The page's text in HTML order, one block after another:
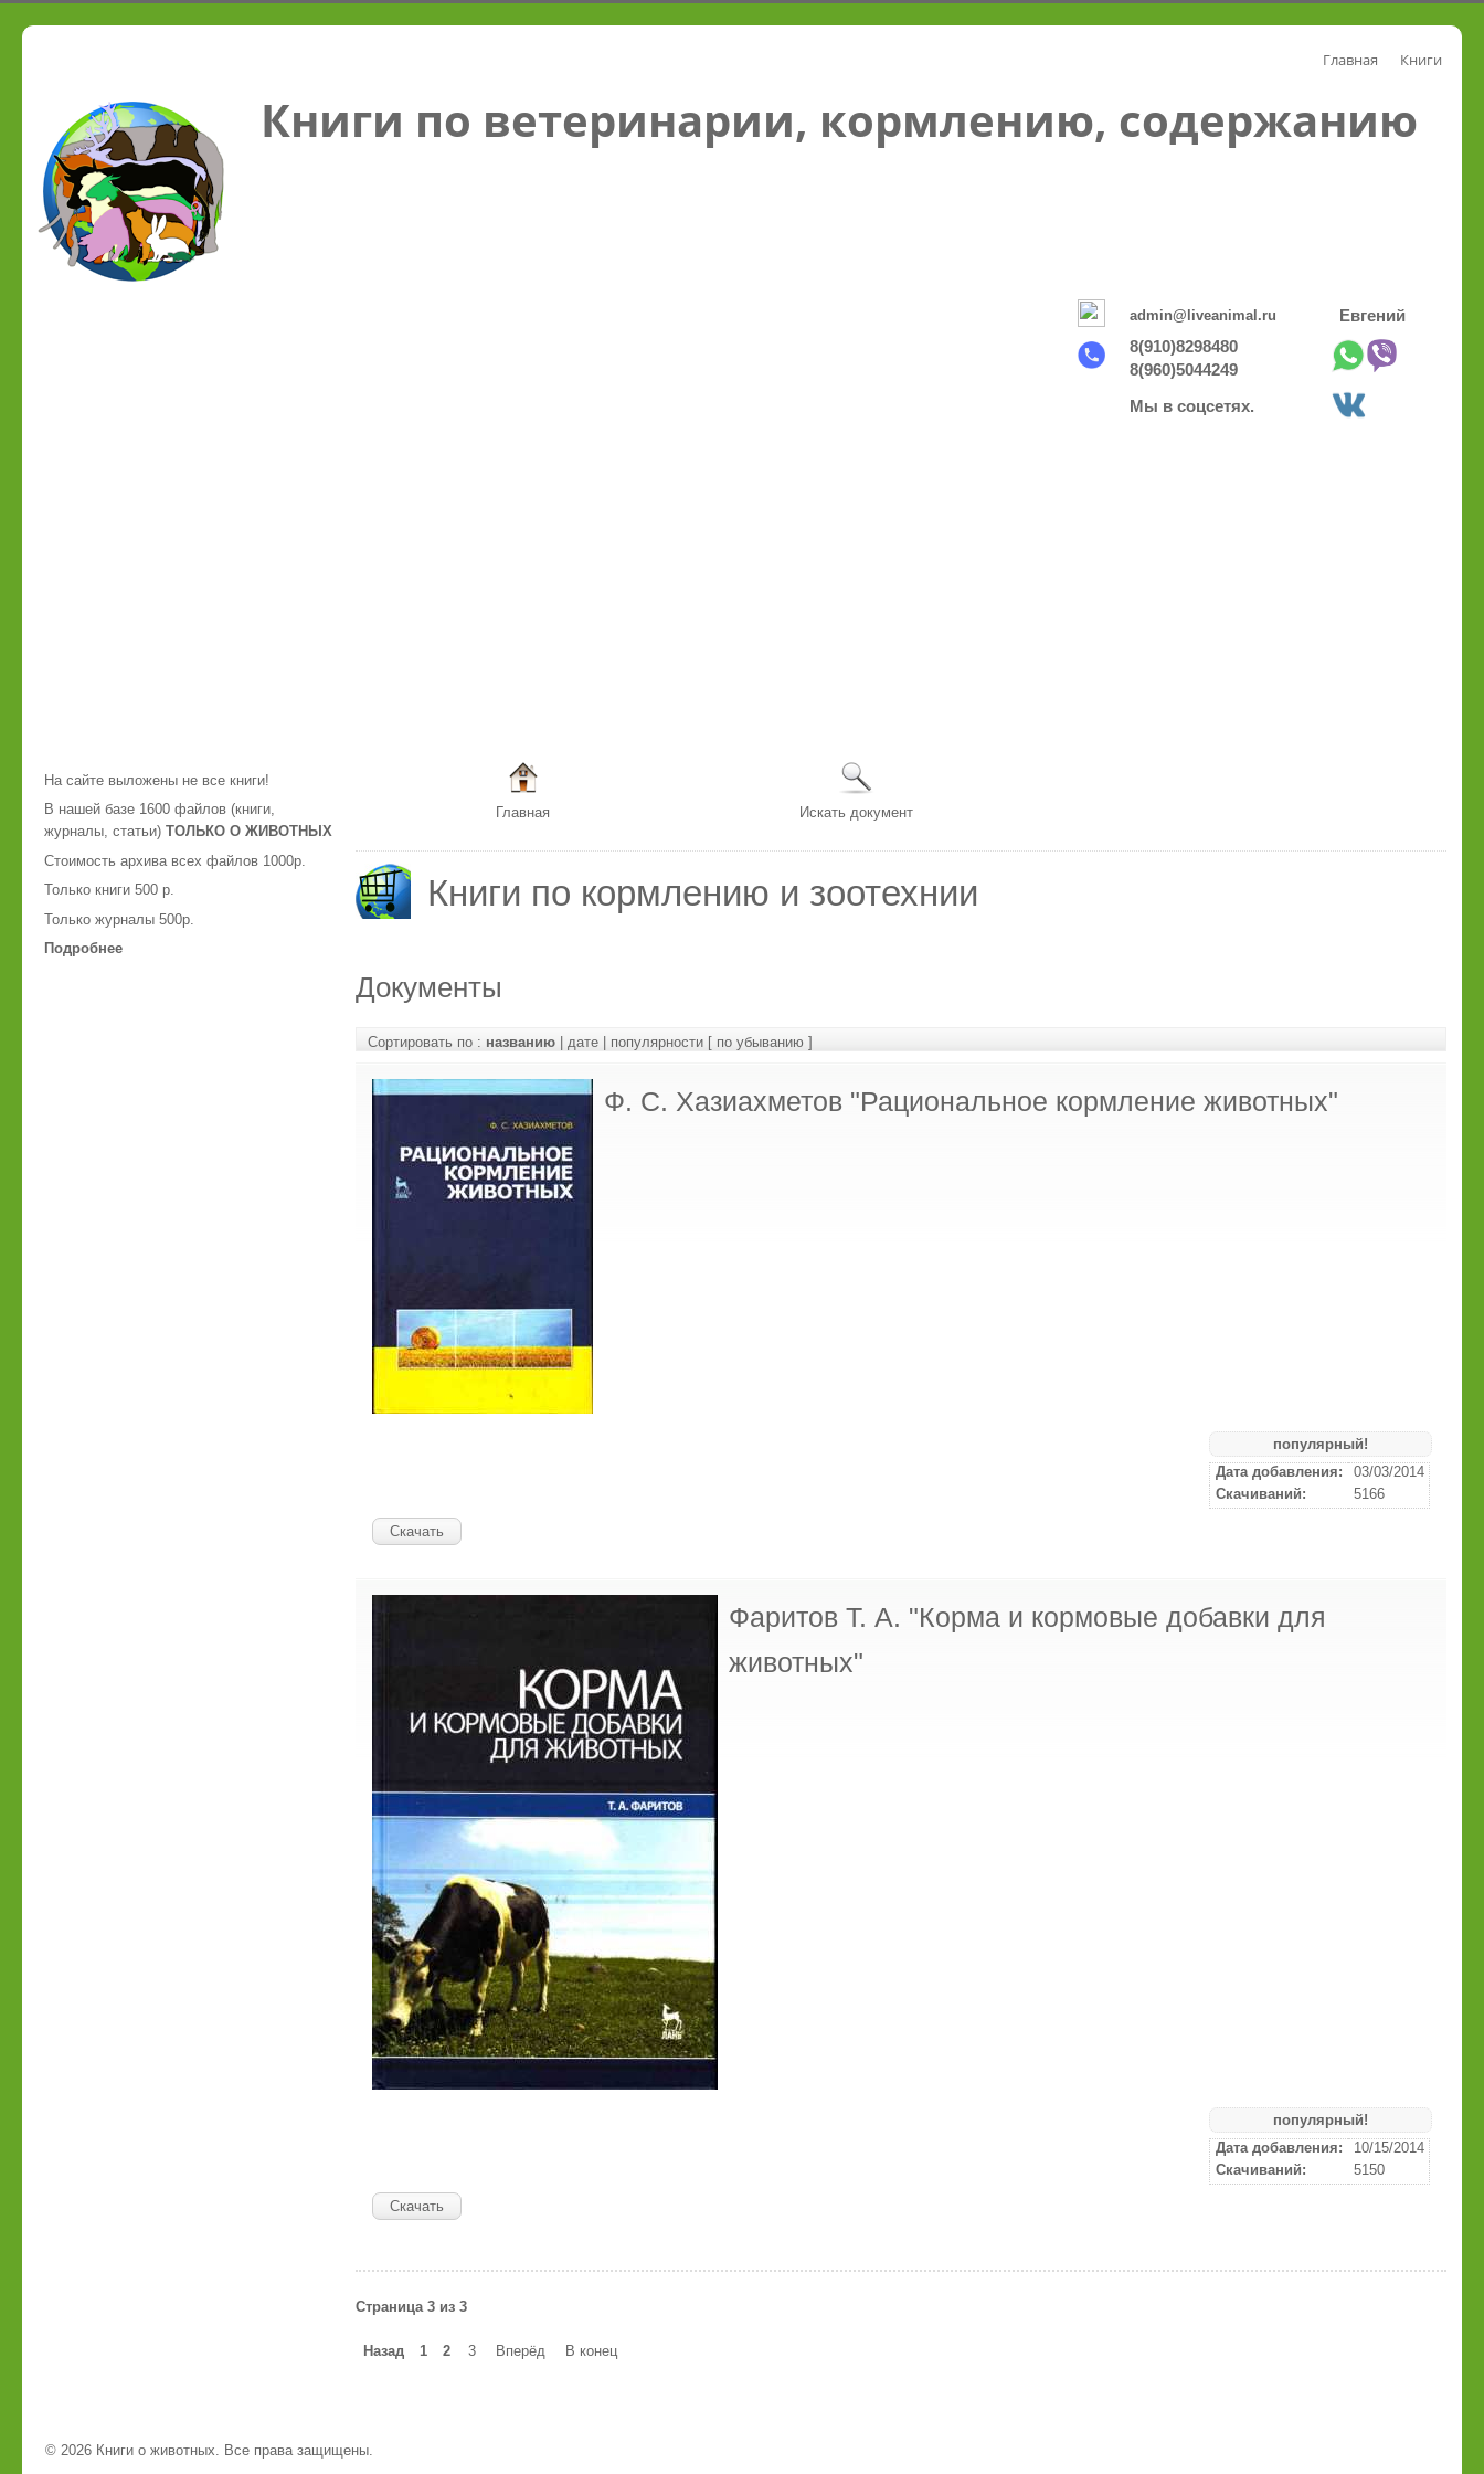
Главная Книги
Книги по ветеринарии, кормлению, содержанию
admin@liveanimal.ru
Евгений
8(910)8298480
8(960)5044249
Мы в соцсетях.
На сайте выложены не все книги!
В нашей базе 1600 файлов (книги,
журналы, статьи) ТОЛЬКО О ЖИВОТНЫХ
Стоимость архива всех файлов 1000р.
Только книги 500 р.
Только журналы 500р.
Подробнее
Главная Искать документ
Книги по кормлению и зоотехнии
Документы
Сортировать по : названию |дате популярности [ по убыванию ]
Ф. С. Хазиахметов "Рациональное кормление животных"
популярный!
Дата добавления:
03/03/2014
Скачиваний:
5166
Скачать
Фаритов Т. А. "Корма и кормовые добавки для
животных"
популярный!
Дата добавления:
10/15/2014
Скачиваний:
5150
Скачать
Страница 3 из 3
Назад 1 2 3 Вперёд В конец
© 2026 Книги о животных. Все права защищены.